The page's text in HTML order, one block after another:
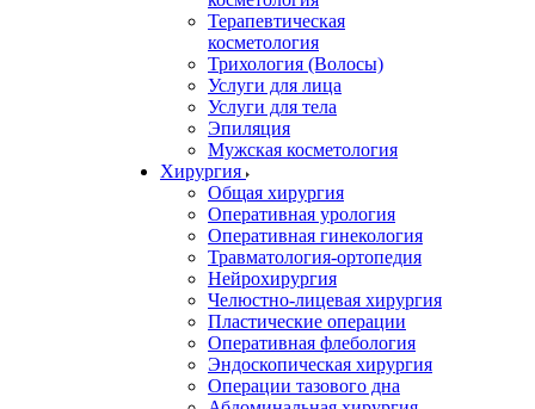
Терапевтическая
косметология
Трихология (Волосы)
Услуги для лица
Услуги для тела
Эпиляция
Мужская косметология
Хирургия
Общая хирургия
Оперативная урология
Оперативная гинекология
Травматология-ортопедия
Нейрохирургия
Челюстно-лицевая хирургия
Пластические операции
Оперативная флебология
Эндоскопическая хирургия
Операции тазового дна